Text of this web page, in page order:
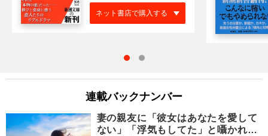
ネット書店で購入する
連載バックナンバー
妻の親友に「彼女はあなたを愛して
ない」「浮気もしてた」と囁かれ…